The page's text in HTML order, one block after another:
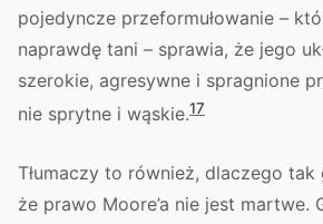
pojedyncze przeformułowanie –
naprawdę tani – sprawia, że jego
szerokie, agresywne i spragnione
nie sprytne i wąskie.17
Tłumaczy to również, dlaczego tak
że prawo Moore’a nie jest martwe.